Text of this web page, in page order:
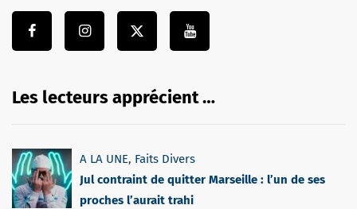
Les lecteurs apprécient …
A LA UNE, Faits Divers
Jul contraint de quitter Marseille : l’un de ses
proches l’aurait trahi